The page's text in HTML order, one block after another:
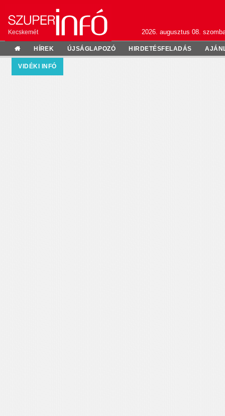
Kecskemét 2026. augusztus 08.
HÍREK ÚJSÁGLAPOZÓ HIRDETÉSFELADÁS
VIDÉKI INFÓ